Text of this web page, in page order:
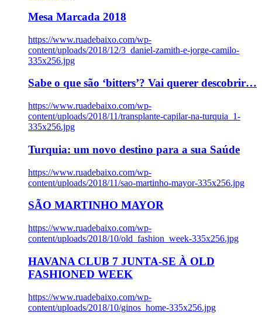
Mesa Marcada 2018
https://www.ruadebaixo.com/wp-
content/uploads/2018/12/3_daniel-zamith-e-jorge-camilo-
335x256.jpg
Sabe o que são ‘bitters’? Vai querer descobrir…
https://www.ruadebaixo.com/wp-
content/uploads/2018/11/transplante-capilar-na-turquia_1-
335x256.jpg
Turquia: um novo destino para a sua Saúde
https://www.ruadebaixo.com/wp-
content/uploads/2018/11/sao-martinho-mayor-335x256.jpg
SÃO MARTINHO MAYOR
https://www.ruadebaixo.com/wp-
content/uploads/2018/10/old_fashion_week-335x256.jpg
HAVANA CLUB 7 JUNTA-SE À OLD
FASHIONED WEEK
https://www.ruadebaixo.com/wp-
content/uploads/2018/10/ginos_home-335x256.jpg